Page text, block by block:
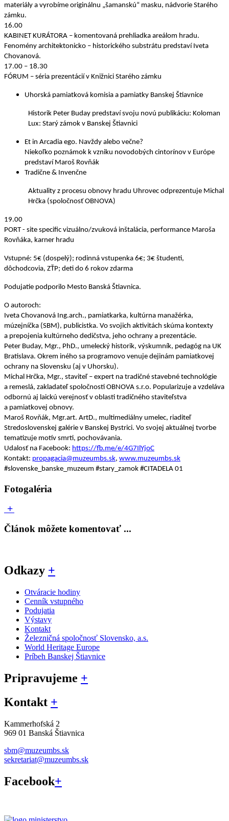
materiály a vyrobíme originálnu „šamanskú“ masku, nádvorie Starého
zámku.
16.00
KABINET KURÁTORA – komentovaná prehliadka areálom hradu.
Fenomény architektonicko – historického substrátu predstaví Iveta
Chovanová.
17.00 – 18.30
FÓRUM – séria prezentácií v Knižnici Starého zámku
Uhorská pamiatková komisia a pamiatky Banskej Štiavnice
Historik Peter Buday predstaví svoju novú publikáciu: Koloman
Lux: Starý zámok v Banskej Štiavnici
Et in Arcadia ego. Navždy alebo večne?
Niekoľko poznámok k vzniku novodobých cintorínov v Európe
predstaví Maroš Rovňák
Tradične & Invenčne
Aktuality z procesu obnovy hradu Uhrovec odprezentuje Michal
Hrčka (spoločnosť OBNOVA)
19.00
PORT - site specific vizuálno/zvuková inštalácia, performance Maroša
Rovňáka, karner hradu
Vstupné: 5€ (dospelý); rodinná vstupenka 6€; 3€ študenti,
dôchodcovia, ZŤP; deti do 6 rokov zdarma
Podujatie podporilo Mesto Banská Štiavnica.
O autoroch:
Iveta Chovanová Ing.arch., pamiatkarka, kultúrna manažérka,
múzejníčka (SBM), publicistka. Vo svojich aktivitách skúma kontexty
a prepojenia kultúrneho dedičstva, jeho ochrany a prezentácie.
Peter Buday, Mgr., PhD., umelecký historik, výskumník, pedagóg na UK
Bratislava. Okrem iného sa programovo venuje dejinám pamiatkovej
ochrany na Slovensku (aj v Uhorsku).
Michal Hrčka, Mgr., staviteľ – expert na tradičné stavebné technológie
a remeslá, zakladateľ spoločnosti OBNOVA s.r.o. Popularizuje a vzdeláva
odbornú aj laickú verejnosť v oblasti tradičného staviteľstva
a pamiatkovej obnovy.
Maroš Rovňák, Mgr.art. ArtD., multimediálny umelec, riaditeľ
Stredoslovenskej galérie v Banskej Bystrici. Vo svojej aktuálnej tvorbe
tematizuje motív smrti, pochovávania.
Udalosť na Facebook: https://fb.me/e/4G7IlYjoC
Kontakt: propagacia@muzeumbs.sk, www.muzeumbs.sk
#slovenske_banske_muzeum #stary_zamok #CITADELA 01
Fotogaléria
Článok môžete komentovať ...
Odkazy +
Otváracie hodiny
Cenník vstupného
Podujatia
Výstavy
Kontakt
Železničná spoločnosť Slovensko, a.s.
World Heritage Europe
Príbeh Banskej Štiavnice
Pripravujeme +
Kontakt +
Kammerhofská 2
969 01 Banská Štiavnica
sbm@muzeumbs.sk
sekretariat@muzeumbs.sk
Facebook+